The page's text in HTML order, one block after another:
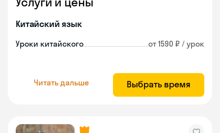
Китайский язык
Уроки китайского от 1590 ₽ / урок
Читать дальше Выбрать время